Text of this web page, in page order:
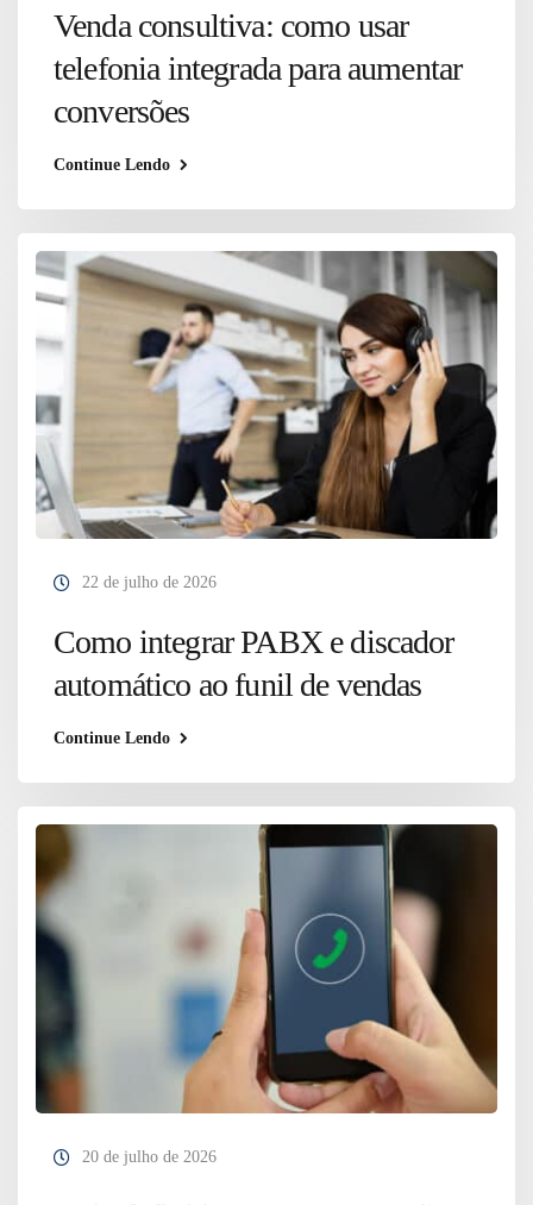
Venda consultiva: como usar
telefonia integrada para aumentar
conversões
Continue Lendo
22 de julho de 2026
Como integrar PABX e discador
automático ao funil de vendas
Continue Lendo
20 de julho de 2026